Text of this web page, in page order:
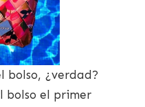
bolso, ¿verdad?
bolso el primer